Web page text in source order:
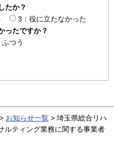
たか？
3：役に立たなかった
ったですか？
ふつう
> お知らせ一覧 > 埼玉県総合リハ
ルティング業務に関する事業者